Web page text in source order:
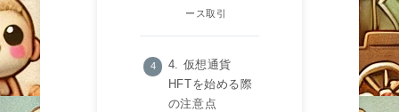
ース取引
4. 仮想通貨
HFTを始める際
の注意点